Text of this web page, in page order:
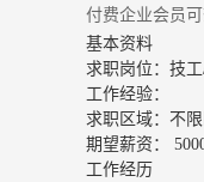
付费企业会员
基本资料
求职岗位： 技
工作经验：
求职区域： 不
期望薪资：
工作经历